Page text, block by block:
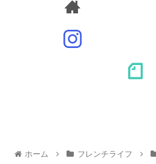
ホーム フレンチライフ